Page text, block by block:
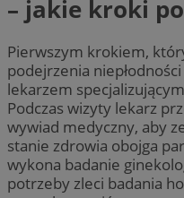
– jakie kroki
Pierwszym krokiem,
podejrzenia
lekarzem
Podczas wizyty lekarz
wywiad medyczny, aby
stanie zdrowia obojga
wykona badanie
potrzeby zleci badania